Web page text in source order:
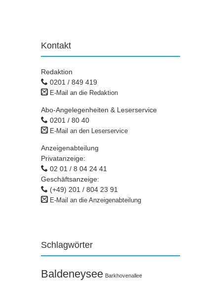
Kontakt
Redaktion
0201 / 849 419
E-Mail an die Redaktion
Abo-Angelegenheiten & Leserservice
0201 / 80 40
E-Mail an den Leserservice
Anzeigenabteilung
Privatanzeige:
02 01 / 8 04 24 41
Geschäftsanzeige:
(+49) 201 / 804 23 91
E-Mail an die Anzeigenabteilung
Schlagwörter
Baldeneysee Barkhovenallee